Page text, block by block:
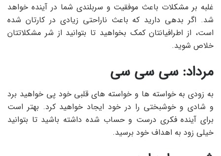
غلبه بر مشکلات باعث موفقیت و سربلندی شما در آینده خواهد
شد. اگر بدهی دارید که باعث ناراحتی زیادی در کارتان شده
است، از اطرافیانتان کمک بخواهید تا بتوانید از شر مشکلاتتان
خلاص شوید.
مرداد: سی سی سی
به زودی به خواسته ها و خواسته های قلبی خود پی خواهید برد
و شادی و خوشبختی را در خود ایجاد خواهید کرد. بهتر است
برای آینده فکری درست و حساب شده داشته باشید تا بتوانید
خیلی زود به اهداف خود برسید.